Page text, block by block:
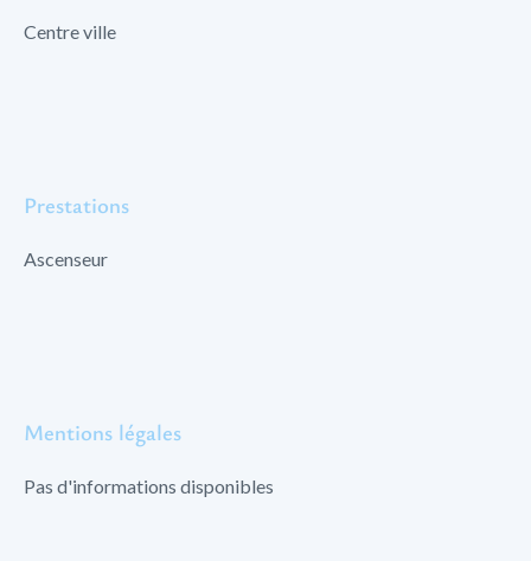
Centre ville
Prestations
Ascenseur
Mentions légales
Pas d'informations disponibles